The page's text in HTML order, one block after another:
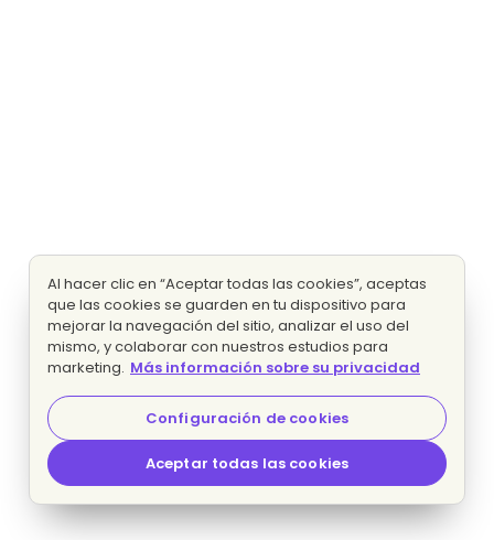
Al hacer clic en “Aceptar todas las cookies”, aceptas
que las cookies se guarden en tu dispositivo para
mejorar la navegación del sitio, analizar el uso del
mismo, y colaborar con nuestros estudios para
marketing. Más información sobre su privacidad
Configuración de cookies
Aceptar todas las cookies